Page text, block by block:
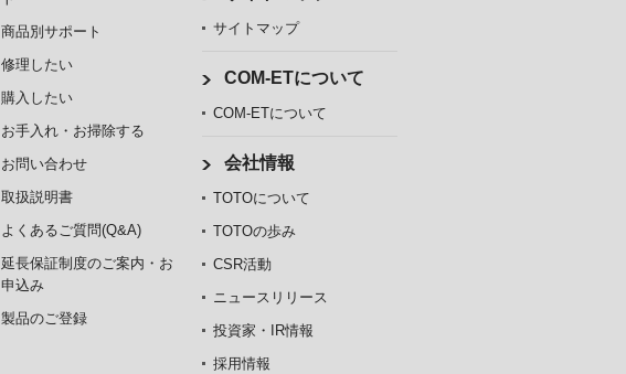
商品別サポート
修理したい
購入したい
お手入れ・お掃除する
お問い合わせ
取扱説明書
よくあるご質問(Q&A)
延長保証制度のご案内・お
申込み
製品のご登録
サイトマップ
COM-ETについて
COM-ETについて
会社情報
TOTOについて
TOTOの歩み
CSR活動
ニュースリリース
投資家・IR情報
採用情報